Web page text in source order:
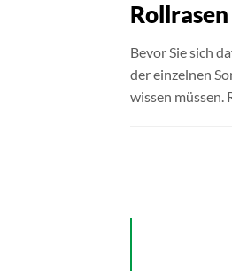
Bevor Sie sich
der einzelnen
wissen müssen.